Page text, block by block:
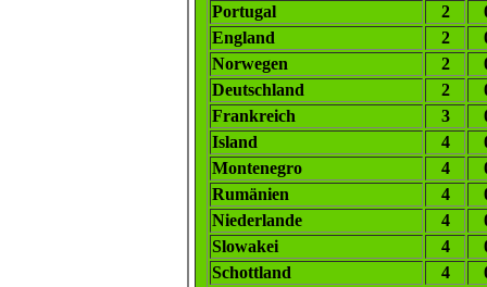
Portugal
2
England
2
Norwegen
2
Deutschland
2
Frankreich
3
Island
4
Montenegro
4
Rumänien
4
Niederlande
4
Slowakei
4
Schottland
4